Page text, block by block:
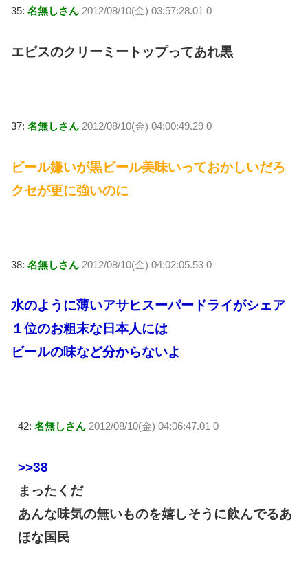
35: 名無しさん 2012/08/10(金) 03:57:28.01 0
エビスのクリーミートップってあれ黒
37: 名無しさん 2012/08/10(金) 04:00:49.29 0
ビール嫌いが黒ビール美味いっておかしいだろ
クセが更に強いのに
38: 名無しさん 2012/08/10(金) 04:02:05.53 0
水のように薄いアサヒスーパードライがシェア
１位のお粗末な日本人には
ビールの味など分からないよ
42: 名無しさん 2012/08/10(金) 04:06:47.01 0
>>38
まったくだ
あんな味気の無いものを嬉しそうに飲んでるあ
ほな国民